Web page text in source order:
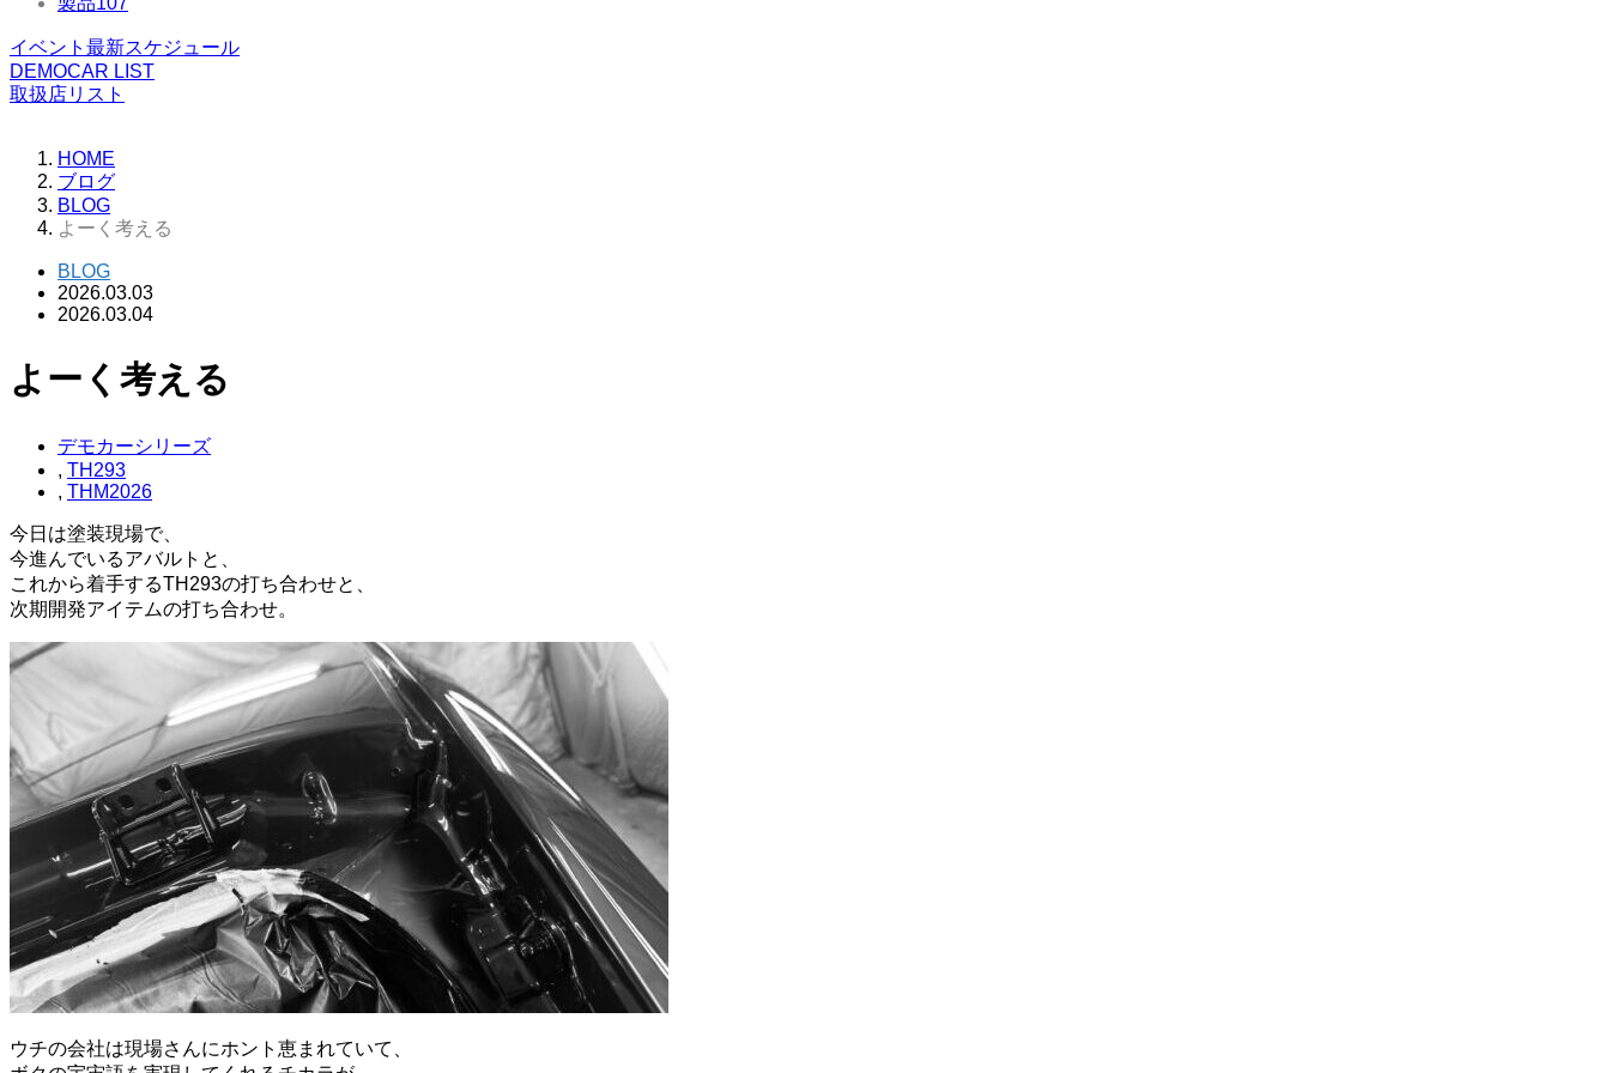
イベント最新スケジュール
DEMOCAR LIST
取扱店リスト
HOME
ブログ
BLOG
よーく考える
BLOG
2026.03.03
2026.03.04
よーく考える
デモカーシリーズ
, TH293
, THM2026
今日は塗装現場で、
今進んでいるアバルトと、
これから着手するTH293の打ち合わせと、
次期開発アイテムの打ち合わせ。
ウチの会社は現場さんにホント恵まれていて、